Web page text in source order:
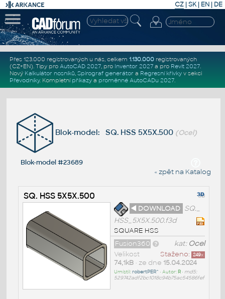
CZ | SK| EN | DE
Přes 123.000 registrovaných u nás, celkem 1.130.000registrovaných
(CZ+EN). Tipy pro AutoCAD 2027, pro Inventor 2027a pro Revit 2027.
Nový Kalkulátor nosníků, Spirograf generátor a Regresní křivkyv sekci
Převodníky. Kompletní příkazya proměnné AutoCADu 2027.
Blok-model: SQ. HSS 5X5X.500 (Ocel)
Blok-model #23689
« zpět na Katalog
SQ. HSS 5X5X.500
◄ DOWNLOAD SQ._
HSS_5X5X.500.f3d
SQUARE HSS
kat: Ocel
Fusion360
Staženo: 249x
Velikost
74,1kB• ze dne 15.04.2024
Umístil:robertPER^ • Autor: R• md5:
529742adf2bc1018c94b75ac54586fef